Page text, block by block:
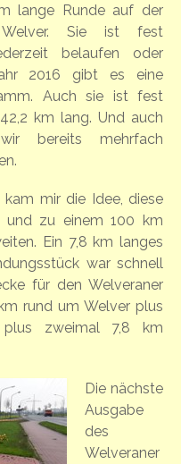
lange Runde auf der
Sie ist fest
belaufen oder
2016 gibt es eine
Auch sie ist fest
km lang. Und auch
bereits mehrfach
kam mir die Idee, diese
und zu einem 100 km
Ein 7,8 km langes
war schnell
für den Welveraner
rund um Welver plus
zweimal 7,8 km
Die nächste
Ausgabe
des
Welveraner